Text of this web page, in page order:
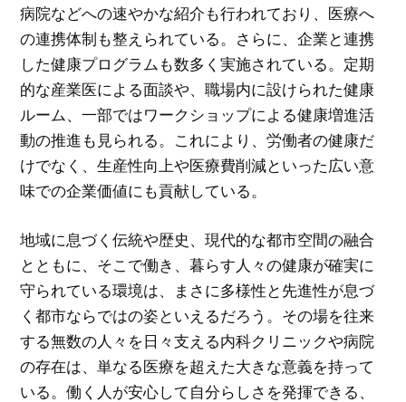
病院などへの速やかな紹介も行われており、医療へ
の連携体制も整えられている。さらに、企業と連携
した健康プログラムも数多く実施されている。定期
的な産業医による面談や、職場内に設けられた健康
ルーム、一部ではワークショップによる健康増進活
動の推進も見られる。これにより、労働者の健康だ
けでなく、生産性向上や医療費削減といった広い意
味での企業価値にも貢献している。
地域に息づく伝統や歴史、現代的な都市空間の融合
とともに、そこで働き、暮らす人々の健康が確実に
守られている環境は、まさに多様性と先進性が息づ
く都市ならではの姿といえるだろう。その場を往来
する無数の人々を日々支える内科クリニックや病院
の存在は、単なる医療を超えた大きな意義を持って
いる。働く人が安心して自分らしさを発揮できる、